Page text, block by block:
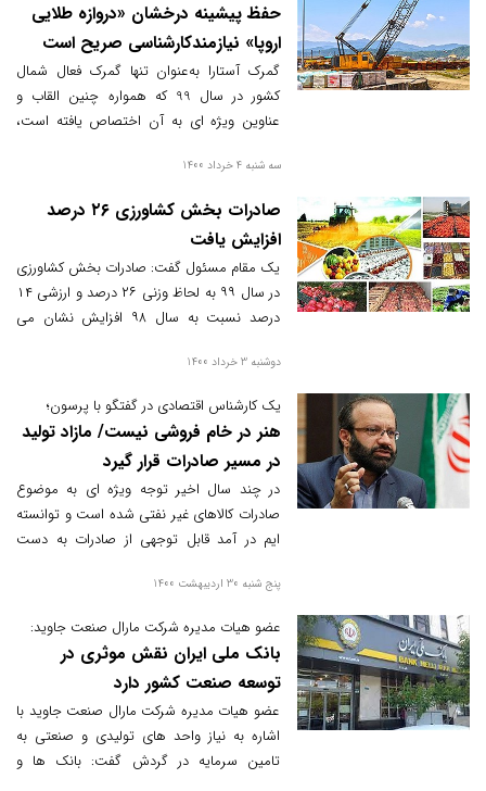
حفظ پیشینه درخشان «دروازه طلایی
اروپا» نیازمندکارشناسی صریح است
گمرک آستارا به‌عنوان تنها گمرک فعال شمال
کشور در سال 99 که همواره چنین القاب و
عناوین ویژه ای به آن اختصاص یافته است،
سابقه درخشان اخبار مأیوس کننده ای را از این
کارشناسان امر، با پاسخ صریح و سریع به
چرایی آن، مانع از وارد شدن خسارت به نام و
پیشینه پرافتخار این گمرک ۲۰۰ ساله شوند.
سه شنبه 4 خرداد 1400
صادرات بخش کشاورزی ۲۶ درصد
افزایش یافت
یک مقام مسئول گفت: صادرات بخش کشاورزی
در سال ۹۹ به لحاظ وزنی ۲۶ درصد و ارزشی ۱۴
درصد نسبت به سال ۹۸ افزایش نشان می
دوشنبه 3 خرداد 1400
یک کارشناس اقتصادی در گفتگو با پرسون؛
هنر در خام فروشی نیست/ مازاد تولید
در مسیر صادرات قرار گیرد
در چند سال اخیر توجه ویژه ای به موضوع
صادرات کالاهای غیر نفتی شده است و توانسته
ایم در آمد قابل توجهی از صادرات به دست
توسعه دهیم، چرا که فروش کالاها به شکل خام
فرآوری آن می شود.
پنج شنبه 30 اردیبهشت 1400
عضو هیات مدیره شرکت مارال صنعت جاوید:
بانک ملی ایران نقش موثری در
توسعه صنعت کشور دارد
عضو هیات مدیره شرکت مارال صنعت جاوید با
اشاره به نیاز واحد های تولیدی و صنعتی به
تامین سرمایه در گردش گفت: بانک ها و